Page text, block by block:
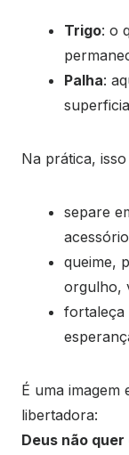
Trigo: o
Palha:
Na prática,
separe
queime,
orgulho,
fortaleça
É uma imagem
libertadora:
Deus não